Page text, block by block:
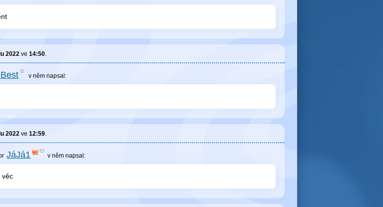
2022 ve 14:50.
v němnapsal:
2022 ve 12:59.
JáJá1 v něm napsal:
věc